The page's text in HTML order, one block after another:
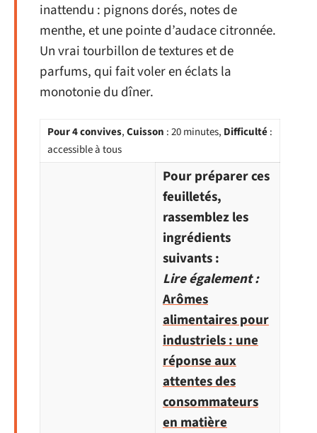
inattendu : pignons dorés, notes de
menthe, et une pointe d’audace citronnée.
Un vrai tourbillon de textures et de
parfums, qui fait voler en éclats la
monotonie du dîner.
Pour 4 convives,Cuisson : 20 minutes, Difficulté:
accessible à tous
Pour préparer ces
feuilletés,
rassemblez les
ingrédients
suivants :
Lire également :
Arômes
alimentaires pour
industriels : une
réponse aux
attentes des
consommateurs
en matière